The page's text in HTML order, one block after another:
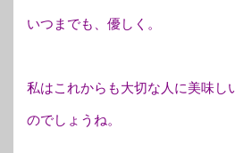
いつまでも、優しく。
私はこれからも大切な人に美味し
のでしょうね。